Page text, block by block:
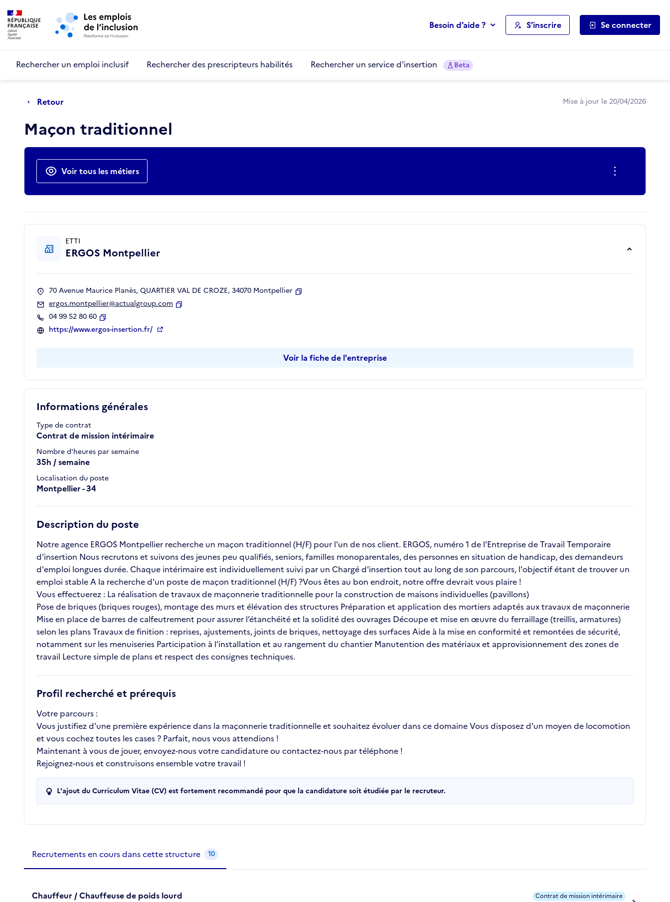
Aller au menu principal
Besoin d’aide ? S’inscrire Se connecter
Rechercher un emploi inclusif Rechercher des prescripteurs habilités Rechercher un service d'insertion Beta
Retour Mise à jour le 20/04/2026
Maçon traditionnel
Actions rapides
Voir tous les métiers
Informations générales
Type de contrat
Contrat de mission intérimaire
Nombre d'heures par semaine
35h / semaine
Localisation du poste
Montpellier - 34
Description du poste
Notre agence ERGOS Montpellier recherche un maçon traditionnel (H/F) pour l'un de nos client. ERGOS, numéro 1 de l'Entreprise de Travail Temporaire
d'insertion Nous recrutons et suivons des jeunes peu qualifiés, seniors, familles monoparentales, des personnes en situation de handicap, des demandeurs
d'emploi longues durée. Chaque intérimaire est individuellement suivi par un Chargé d'insertion tout au long de son parcours, l'objectif étant de trouver un
emploi stable A la recherche d'un poste de maçon traditionnel (H/F) ?Vous êtes au bon endroit, notre offre devrait vous plaire !
Vous effectuerez : La réalisation de travaux de maçonnerie traditionnelle pour la construction de maisons individuelles (pavillons)
Pose de briques (briques rouges), montage des murs et élévation des structures Préparation et application des mortiers adaptés aux travaux de maçonnerie
Mise en place de barres de calfeutrement pour assurer l’étanchéité et la solidité des ouvrages Découpe et mise en œuvre du ferraillage (treillis, armatures)
selon les plans Travaux de finition : reprises, ajustements, joints de briques, nettoyage des surfaces Aide à la mise en conformité et remontées de sécurité,
notamment sur les menuiseries Participation à l’installation et au rangement du chantier Manutention des matériaux et approvisionnement des zones de
travail Lecture simple de plans et respect des consignes techniques.
Profil recherché et prérequis
Votre parcours :
Vous justifiez d'une première expérience dans la maçonnerie traditionnelle et souhaitez évoluer dans ce domaine Vous disposez d'un moyen de locomotion
et vous cochez toutes les cases ? Parfait, nous vous attendions !
Maintenant à vous de jouer, envoyez-nous votre candidature ou contactez-nous par téléphone !
Rejoignez-nous et construisons ensemble votre travail !
L'ajout du Curriculum Vitae (CV) est fortement recommandé pour que la candidature soit étudiée par le recruteur.
ETTI
ERGOS Montpellier
70 Avenue Maurice Planès, QUARTIER VAL DE CROZE, 34070 Montpellier
ergos.montpellier@actualgroup.com
04 99 52 80 60
Copier
https://www.ergos-insertion.fr/
Voir la fiche de l'entreprise
Recrutements de la structure
Recrutements en cours dans cette structure 10
Chauffeur / Chauffeuse de poids lourd
Contrat de mission intérimaire